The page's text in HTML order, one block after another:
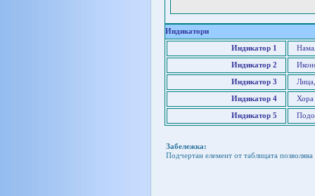
Индикатори
Индикатор 1
Индикатор 2
Индикатор 3
Индикатор 4 Хора
Индикатор 5
Забележка:
Подчертан елемент от таблицата